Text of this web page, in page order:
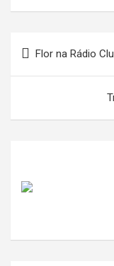
Flor na Rádio